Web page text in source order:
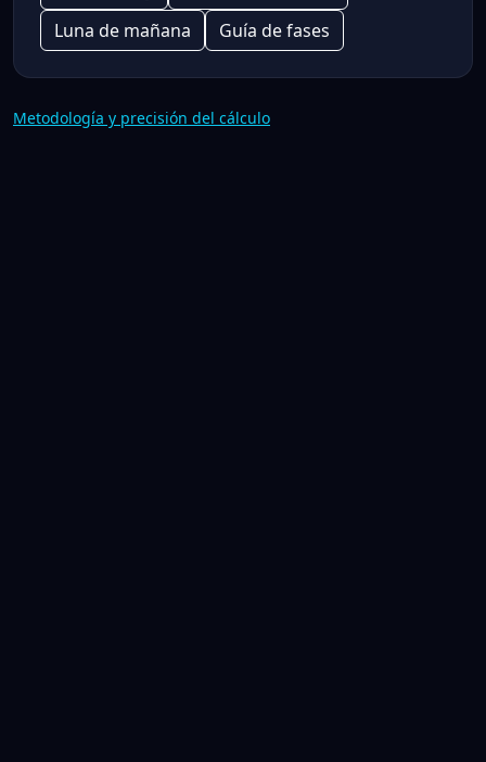
Luna de mañana
Guía de fases
Metodología y precisión del cálculo